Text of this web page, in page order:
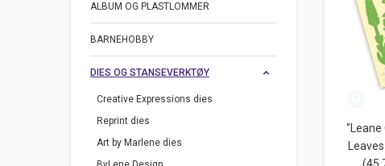
ALBUM OG PLASTLOMMER
BARNEHOBBY
DIES OG STANSEVERKTØY
Creative Expressions dies
Reprint dies
Art by Marlene dies
"Leane